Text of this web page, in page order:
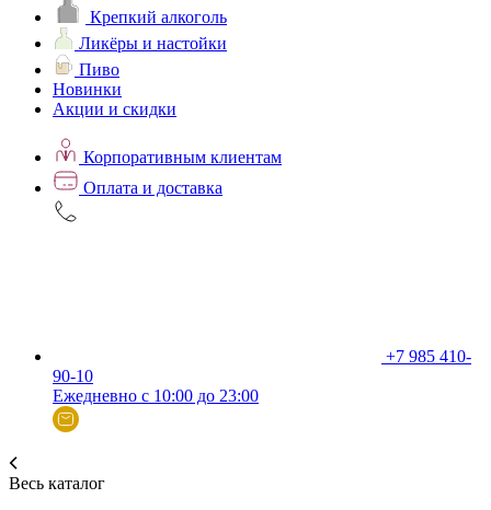
Крепкий алкоголь
Ликёры и настойки
Пиво
Новинки
Акции и скидки
Корпоративным клиентам
Оплата и доставка
+7 985 410-
90-10
Ежедневно с 10:00 до 23:00
Весь каталог